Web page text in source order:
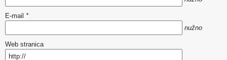
E-mail *
nužno
Web stranica